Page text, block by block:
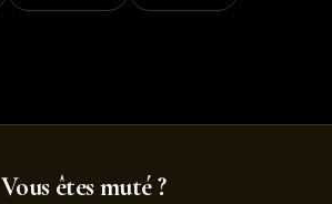
Vous êtes muté ?